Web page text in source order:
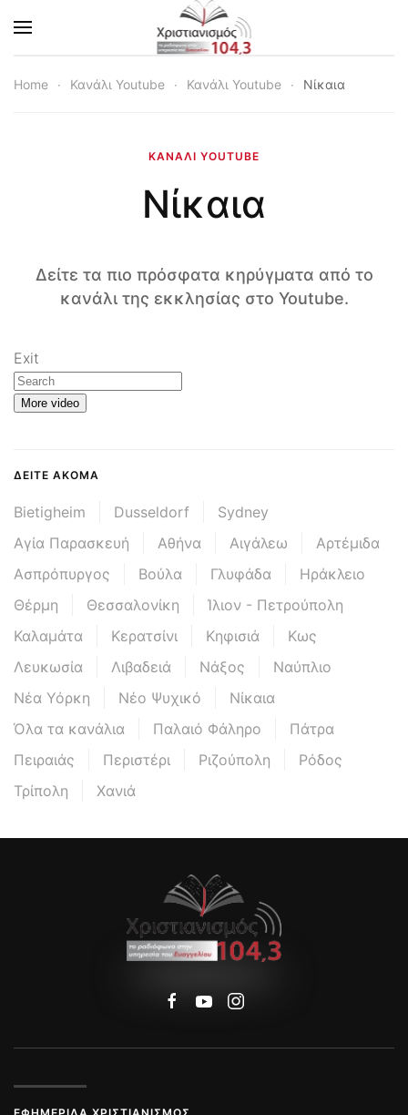
Skip to main content
Home Κανάλι Youtube Κανάλι Youtube Νίκαια
ΚΑΝΆΛΙ YOUTUBE
Νίκαια
Δείτε τα πιο πρόσφατα κηρύγματα από το
κανάλι της εκκλησίας στο Youtube.
Exit
More video
ΔΕΊΤΕ ΑΚΌΜΑ
Bietigheim Dusseldorf
Sydney
Αγία Παρασκευή
Αθήνα Αιγάλεω
Αρτέμιδα
Ασπρόπυργος
Βούλα Γλυφάδα
Ηράκλειο
Θέρμη
Θεσσαλονίκη
Ίλιον - Πετρούπολη
Καλαμάτα
Κερατσίνι Κηφισιά
Κως
Λευκωσία
Λιβαδειά Νάξος
Ναύπλιο
Νέα Υόρκη
Νέο Ψυχικό
Νίκαια
Όλα τα κανάλια
Παλαιό Φάληρο
Πάτρα
Πειραιάς
Περιστέρι Ριζούπολη
Ρόδος
Τρίπολη
Χανιά